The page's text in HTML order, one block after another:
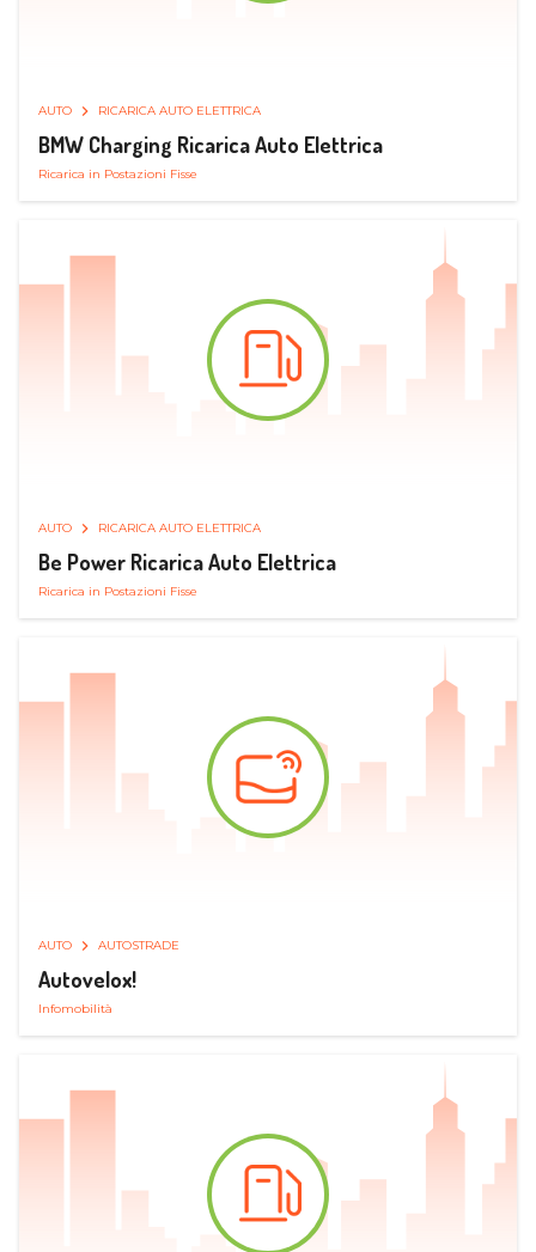
AUTO RICARICA AUTO ELETTRICA
BMW Charging Ricarica Auto Elettrica
Ricarica in Postazioni Fisse
AUTO RICARICA AUTO ELETTRICA
Be Power Ricarica Auto Elettrica
Ricarica in Postazioni Fisse
AUTO AUTOSTRADE
Autovelox!
Infomobilità